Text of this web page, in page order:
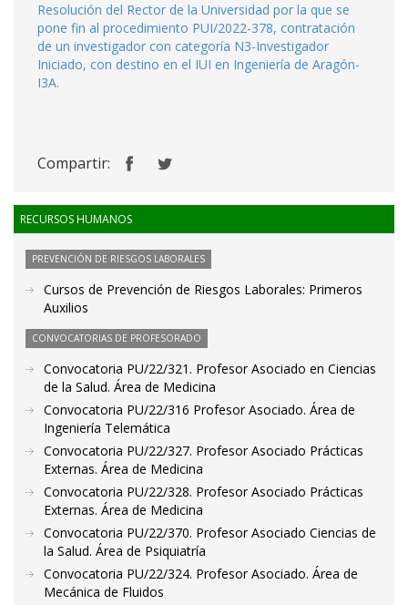
Resolución del Rector de la Universidad por la que se
pone fin al procedimiento PUI/2022-378, contratación
de un investigador con categoría N3-Investigador
Iniciado, con destino en el IUI en Ingeniería de Aragón-
I3A.
Compartir:
RECURSOS HUMANOS
PREVENCIÓN DE RIESGOS LABORALES
Cursos de Prevención de Riesgos Laborales: Primeros
Auxilios
CONVOCATORIAS DE PROFESORADO
Convocatoria PU/22/321. Profesor Asociado en Ciencias
de la Salud. Área de Medicina
Convocatoria PU/22/316 Profesor Asociado. Área de
Ingeniería Telemática
Convocatoria PU/22/327. Profesor Asociado Prácticas
Externas. Área de Medicina
Convocatoria PU/22/328. Profesor Asociado Prácticas
Externas. Área de Medicina
Convocatoria PU/22/370. Profesor Asociado Ciencias de
la Salud. Área de Psiquiatría
Convocatoria PU/22/324. Profesor Asociado. Área de
Mecánica de Fluidos